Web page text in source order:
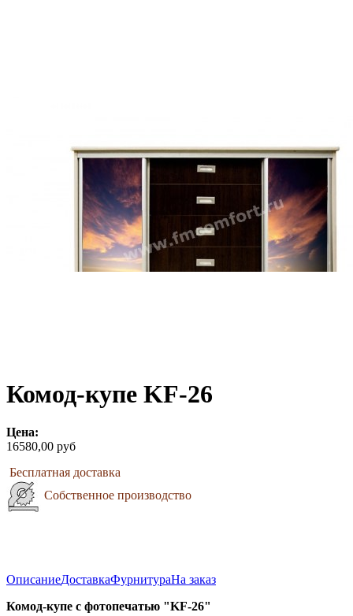
Комод-купе KF-26
Цена:
16580,00 руб
Бесплатная доставка
Собственное производство
ОписаниеДоставкаФурнитураНа заказ
Комод-купе с фотопечатью "KF-26"